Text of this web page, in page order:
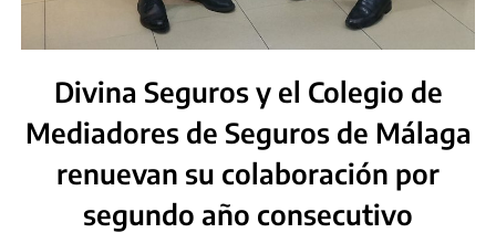
Divina Seguros y el Colegio de
Mediadores de Seguros de Málaga
renuevan su colaboración por
segundo año consecutivo